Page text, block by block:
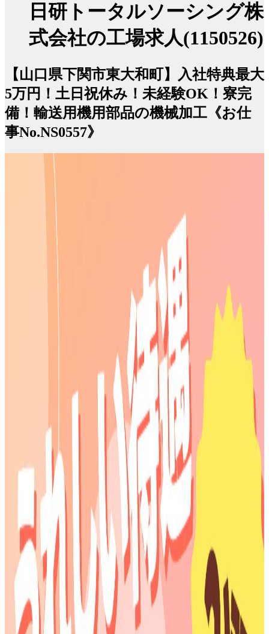
日研トータルソーシング株
式会社の工場求人(1150526)
【山口県下関市東大和町】入社特典最大
5万円！土日祝休み！未経験OK！寮完
備！輸送用機用部品の機械加工《お仕
事No.NS0557》